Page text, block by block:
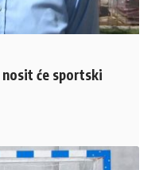
nosit će sportski